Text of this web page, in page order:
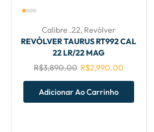
Calibre .22, Revólver
REVÓLVER TAURUS RT992 CAL
22 LR/22 MAG
R$3,890.00 R$2,990.00
Adicionar Ao Carrinho